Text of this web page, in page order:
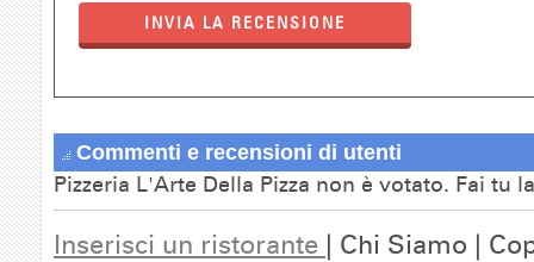
INVIA LA RECENSIONE
Commenti e recensioni di utenti
Pizzeria L'Arte Della Pizza non è votato. Fai tu
Inserisci un ristorante | Chi Siamo |